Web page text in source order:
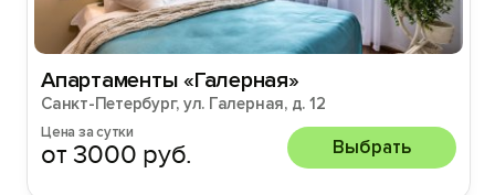
Апартаменты «Галерная»
Санкт-Петербург, ул. Галерная, д. 12
Цена за сутки
от 3000 руб. Выбрать